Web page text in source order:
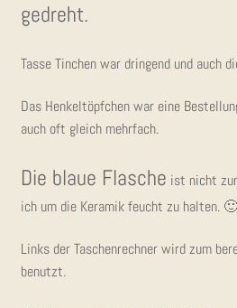
gedreht.
Tas­se Tin­chen war drin­gend und auch
Das Hen­kel­töpf­chen war eine
auch oft gleich mehrfach.
Die blaue Fla­sche ist nicht
ich um die Kera­mik feucht zu halten. 🙂
Links der Taschen­rech­ner wird zum
benutzt.